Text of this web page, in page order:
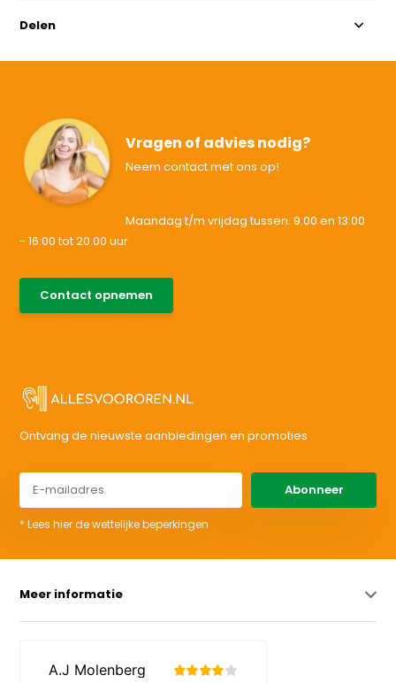
Delen
Vragen of advies nodig?
Neem contact met ons op!
Maandag t/m vrijdag tussen: 9:00 en 13:00
- 16:00 tot 20.00 uur
Contact opnemen
Ontvang de nieuwste aanbiedingen en promoties
Abonneer
* Lees hier de wettelijke beperkingen
Meer informatie